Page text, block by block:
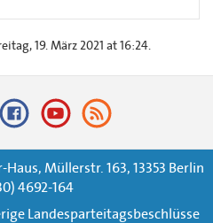
19. März 2021 at 16:24.
Müllerstr. 163, 13353 Berlin
4692-164
Landesparteitagsbeschlüsse